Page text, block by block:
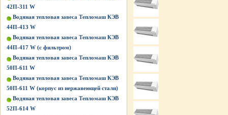
42П-311 W
Водяная тепловая завеса Тепломаш КЭВ
44П-413 W
Водяная тепловая завеса Тепломаш КЭВ
44П-417 W (с фильтром)
Водяная тепловая завеса Тепломаш КЭВ
50П-611 W
Водяная тепловая завеса Тепломаш КЭВ
50П-611 W (корпус из нержавеющей стали)
Водяная тепловая завеса Тепломаш КЭВ
52П-614 W